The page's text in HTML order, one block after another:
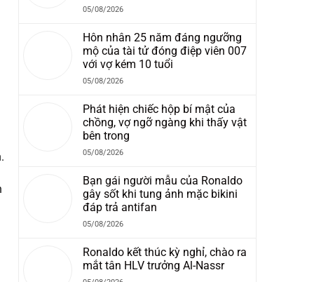
05/08/2026
Hôn nhân 25 năm đáng ngưỡng
mộ của tài tử đóng điệp viên 007
với vợ kém 10 tuổi
05/08/2026
Phát hiện chiếc hộp bí mật của
chồng, vợ ngỡ ngàng khi thấy vật
bên trong
05/08/2026
Bạn gái người mẫu của Ronaldo
gây sốt khi tung ảnh mặc bikini
đáp trả antifan
05/08/2026
Ronaldo kết thúc kỳ nghỉ, chào ra
mắt tân HLV trưởng Al-Nassr